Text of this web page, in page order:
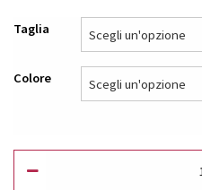
Taglia
Colore